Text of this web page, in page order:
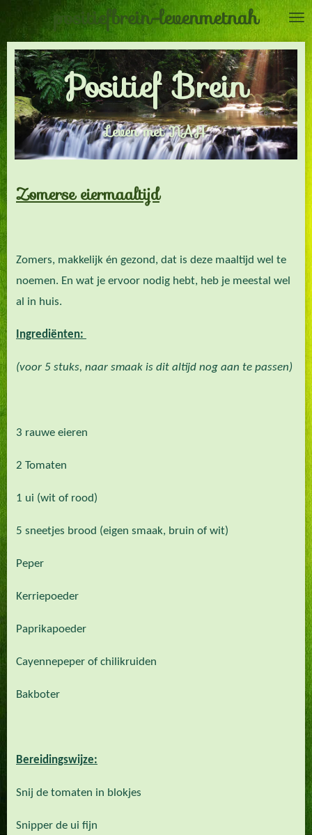
direct
naar
de
hoofdinhoud
positiefbrein-levenmetnah
Positief Brein
Leven met NAH
Zomerse eiermaaltijd
Zomers, makkelijk én gezond, dat is deze maaltijd wel te
noemen. En wat je ervoor nodig hebt, heb je meestal wel
al in huis.
Ingrediënten:
(voor 5 stuks, naar smaak is dit altijd nog aan te passen)
3 rauwe eieren
2 Tomaten
1 ui (wit of rood)
5 sneetjes brood (eigen smaak, bruin of wit)
Peper
Kerriepoeder
Paprikapoeder
Cayennepeper of chilikruiden
Bakboter
Bereidingswijze:
Snij de tomaten in blokjes
Snipper de ui fijn